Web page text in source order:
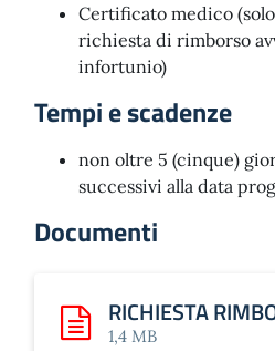
Certificato medico
richiesta di rimborso
infortunio)
Tempi e scadenze
non oltre 5 (cinque)
successivi alla data
Documenti
Scarica: RICHIESTA
RICHIESTA
1,4 MB